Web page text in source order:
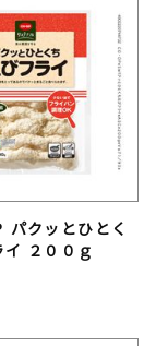
パクッとひとく
２００ｇ